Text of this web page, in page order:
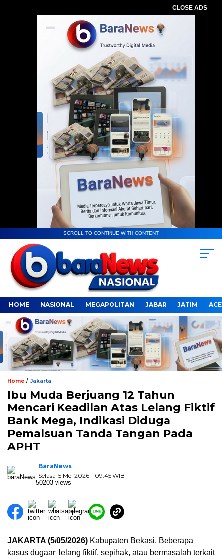
CLOSE ADS
SCROLL TO CONTINUE WITH CONTENT
HOME NASIONAL MEGAPOLITAN JABAR JATIM
Home / Jakarta
Ibu Muda Berjuang 12 Tahun
Mencari Keadilan Atas Lelang Fiktif
Bank Mega, Indikasi Diduga
Pemalsuan Tanda Tangan Pada
APHT
BaraNews
Selasa, 5 Mei 2026 - 09:45 WIB
50203 views
JAKARTA (5/05/2026) Kabupaten Bekasi. Beberapa
kasus dugaan lelang fiktif, sepihak, atau bermasalah terkait